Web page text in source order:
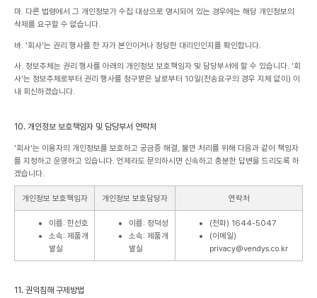
마. 다른 법령에서 그 개인정보가 수집 대상으로 명시되어 있는 경우에는 해당 개인정보의
삭제를 요구할 수 없습니다.
바. '회사'는 권리 행사를 한 자가 본인이거나 정당한 대리인인지를 확인합니다.
사. 정보주체는 권리 행사를 아래의 개인정보 보호책임자 및 담당부서에 할 수 있습니다. '회
사'는 정보주체로부터 권리 행사를 청구받은 날로부터 10일(전송요구의 경우 지체 없이) 이
내 회신하겠습니다.
10. 개인정보 보호책임자 및 담당부서 연락처
'회사'는 이용자의 개인정보를 보호하고 궁금증 해결, 불만 처리를 위해 다음과 같이 책임자
를 지정하고 운영하고 있습니다. 언제라도 문의하시면 신속하고 충분한 답변을 드리도록 하
겠습니다.
개인정보 보호책임자 개인정보 보호담당자 연락처
이름: 한선호
소속: 제품개
발실
이름: 정덕성
소속: 제품개
발실
(전화) 1644-5047
(이메일)
privacy@vendys.co.kr
11. 권익침해 구제방법